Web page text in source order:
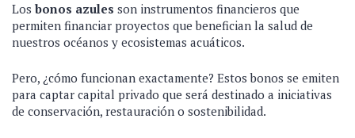
Los bonos azules son instrumentos financieros que
permiten financiar proyectos que benefician la salud de
nuestros océanos y ecosistemas acuáticos.
Pero, ¿cómo funcionan exactamente? Estos bonos se emiten
para captar capital privado que será destinado a iniciativas
de conservación, restauración o sostenibilidad.